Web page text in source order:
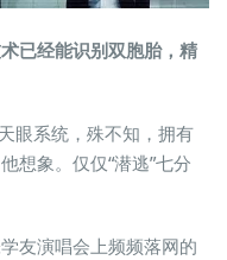
已经能识别双胞胎，精
眼系统，殊不知，拥有
想象。仅仅“潜逃”七分
友演唱会上频频落网的